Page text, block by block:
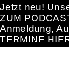
Jetzt neu!
ZUM
Anmeldung,
TERMINE